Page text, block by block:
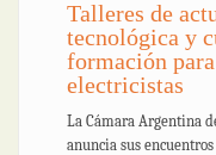
Talleres de
tecnológica y
formación
electricistas
La Cámara Argentina
anuncia sus